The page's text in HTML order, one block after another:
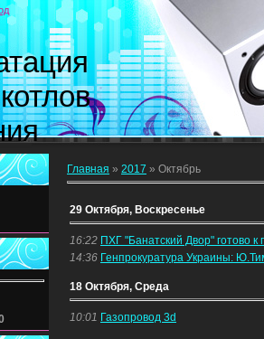
Главная » 2017 » Октябрь
29 Октября, Воскресенье
16:22 ПХГ "Банатский Двор" готово
14:36 Генпрокуратура Украины:
18 Октября, Среда
10:01 Газопровод 3d